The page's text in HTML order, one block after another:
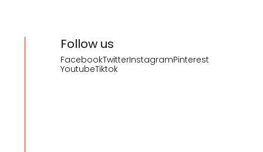
Follow us
FacebookTwitterInstagramPinterest
YoutubeTiktok